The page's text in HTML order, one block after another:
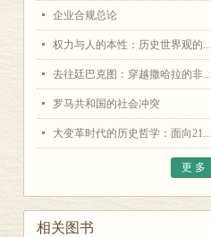
企业合规总论
权力与人的本性：历史世界观的...
去往廷巴克图：穿越撒哈拉的非...
罗马共和国的社会冲突
大变革时代的历史哲学：面向21...
更 多
相关图书